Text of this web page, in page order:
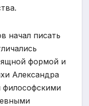
начал писать
формой и
Александра
философскими